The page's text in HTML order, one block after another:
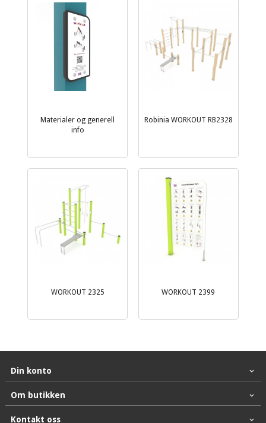
Materialer og generell
info
Robinia WORKOUT RB2328
WORKOUT 2325 WORKOUT 2399
Din konto
Om butikken
Kontakt oss